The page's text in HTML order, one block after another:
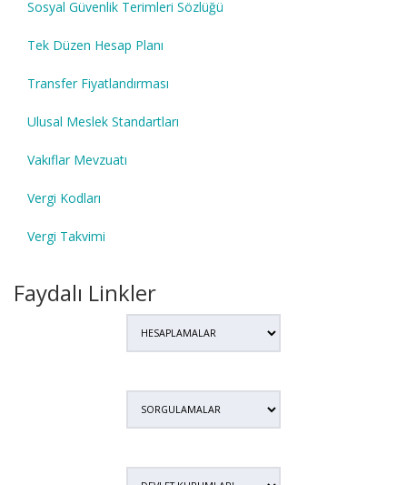
Sosyal Güvenlik Terimleri Sözlüğü
Tek Düzen Hesap Planı
Transfer Fiyatlandırması
Ulusal Meslek Standartları
Vakıflar Mevzuatı
Vergi Kodları
Vergi Takvimi
Faydalı Linkler